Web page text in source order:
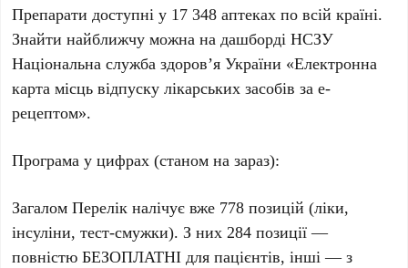
Препарати доступні у 17 348 аптеках по всій країні.
Знайти найближчу можна на дашборді НСЗУ
Національна служба здоров’я України «Електронна
карта місць відпуску лікарських засобів за е-
рецептом».
Програма у цифрах (станом на зараз):
Загалом Перелік налічує вже 778 позицій (ліки,
інсуліни, тест-смужки). З них 284 позиції —
повністю БЕЗОПЛАТНІ для пацієнтів, інші — з